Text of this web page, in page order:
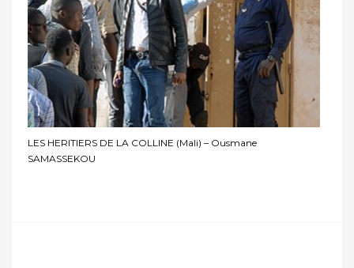
LES HERITIERS DE LA COLLINE (Mali) – Ousmane
SAMASSEKOU